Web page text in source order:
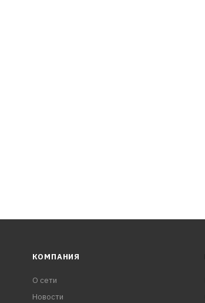
КОМПАНИЯ
О сети
Новости